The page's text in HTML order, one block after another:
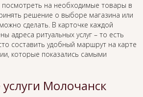
посмотреть на необходимые товары в
решение о выборе магазина или
сделать. В карточке каждой
адреса ритуальных услуг – то есть
составить удобный маршрут на карте
которые показались самыми
Молочанск